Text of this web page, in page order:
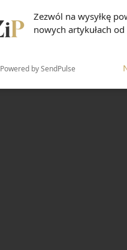
Zezwól na wysyłkę
nowych artykułach
Powered by SendPulse